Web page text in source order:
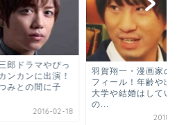
郎ドラマやぴっ
ンカンに出演！
みとの間に子
2016-02-18
羽賀翔一・漫画家の
フィール！年齢や出
大学や結婚はしてい
の...
2018-